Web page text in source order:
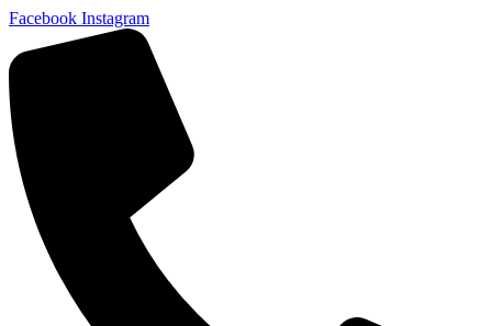
Facebook Instagram